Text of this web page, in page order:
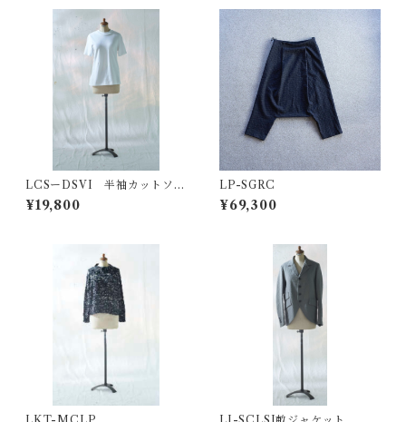
LCSーDSVI 半袖カットソ
ー・white
¥19,800
LP-SGRC
¥69,300